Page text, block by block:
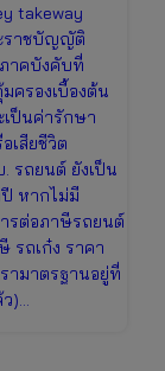
takeway
ะราชบัญญัติ
าคบังคับที่
ครองเบื้องต้น
เป็นค่ารักษา
เสียชีวิต
รถยนต์ ยังเป็น
หากไม่มี
รต่อภาษีรถยนต์
รถเก๋ง ราคา
ามาตรฐานอยู่ที่
)…